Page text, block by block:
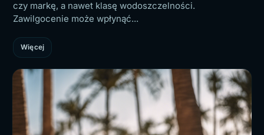
czy markę, a nawet klasę wodoszczelności.
Zawilgocenie może wpłynąć...
Więcej